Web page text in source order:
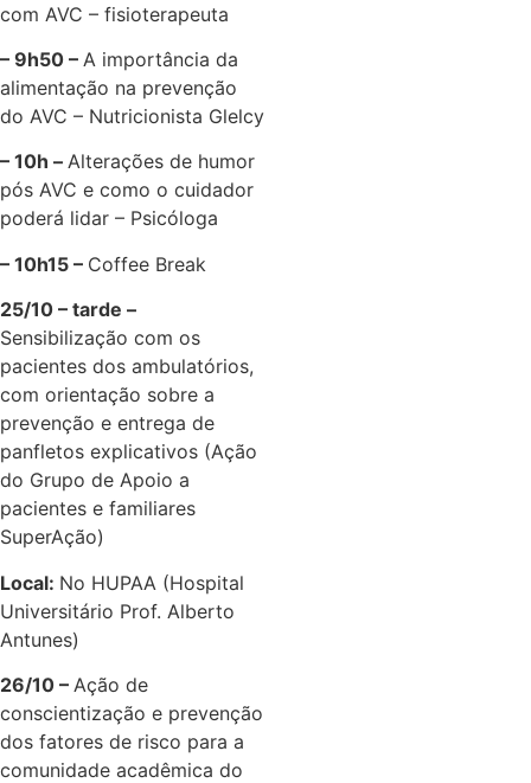
com AVC – fisioterapeuta
– 9h50 – A importância da
alimentação na prevenção
do AVC – Nutricionista Glelcy
– 10h – Alterações de humor
pós AVC e como o cuidador
poderá lidar – Psicóloga
– 10h15 – Coffee Break
25/10 – tarde –
Sensibilização com os
pacientes dos ambulatórios,
com orientação sobre a
prevenção e entrega de
panfletos explicativos (Ação
do Grupo de Apoio a
pacientes e familiares
SuperAção)
Local: No HUPAA (Hospital
Universitário Prof. Alberto
Antunes)
26/10 – Ação de
conscientização e prevenção
dos fatores de risco para a
comunidade acadêmica do